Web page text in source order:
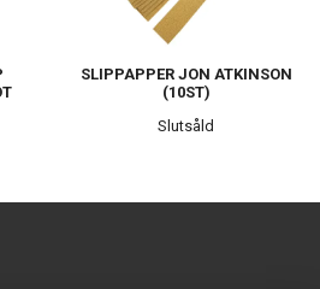
SLIPPAPPER JON ATKINSON
(10ST)
Slutsåld